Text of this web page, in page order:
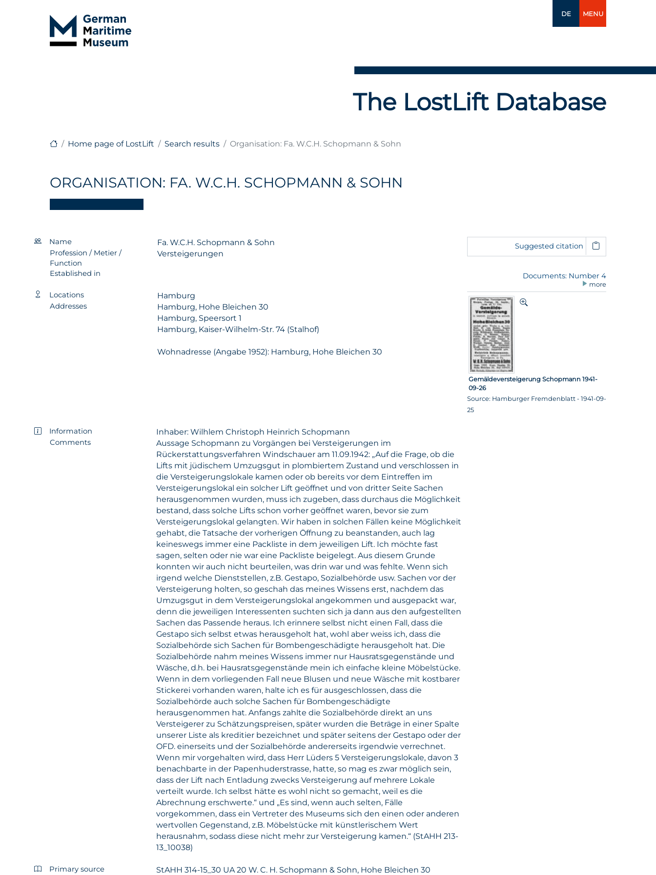
DE MENU
The LostLift Database
Home page of LostLift Search results Organisation: Fa. W.C.H. Schopmann & Sohn
ORGANISATION: FA. W.C.H. SCHOPMANN & SOHN
Name Fa. W.C.H. Schopmann & Sohn
Profession / Metier /
Function
Versteigerungen
Established in
Locations Hamburg
Addresses
Hamburg, Hohe Bleichen 30
Hamburg, Speersort 1
Hamburg, Kaiser-Wilhelm-Str. 74 (Stalhof)
Wohnadresse (Angabe 1952): Hamburg, Hohe Bleichen 30
Suggested citation
Documents: Number 4
more
Gemäldeversteigerung Schopmann 1941-
09-26
Source: Hamburger Fremdenblatt - 1941-09-
25
Information Inhaber: Wilhlem Christoph Heinrich Schopmann
Comments
Aussage Schopmann zu Vorgängen bei Versteigerungen im
Rückerstattungsverfahren Windschauer am 11.09.1942: „Auf die Frage, ob die
Lifts mit jüdischem Umzugsgut in plombiertem Zustand und verschlossen in
die Versteigerungslokale kamen oder ob bereits vor dem Eintreffen im
Versteigerungslokal ein solcher Lift geöffnet und von dritter Seite Sachen
herausgenommen wurden, muss ich zugeben, dass durchaus die Möglichkeit
bestand, dass solche Lifts schon vorher geöffnet waren, bevor sie zum
Versteigerungslokal gelangten. Wir haben in solchen Fällen keine Möglichkeit
gehabt, die Tatsache der vorherigen Öffnung zu beanstanden, auch lag
keineswegs immer eine Packliste in dem jeweiligen Lift. Ich möchte fast
sagen, selten oder nie war eine Packliste beigelegt. Aus diesem Grunde
konnten wir auch nicht beurteilen, was drin war und was fehlte. Wenn sich
irgend welche Dienststellen, z.B. Gestapo, Sozialbehörde usw. Sachen vor der
Versteigerung holten, so geschah das meines Wissens erst, nachdem das
Umzugsgut in dem Versteigerungslokal angekommen und ausgepackt war,
denn die jeweiligen Interessenten suchten sich ja dann aus den aufgestellten
Sachen das Passende heraus. Ich erinnere selbst nicht einen Fall, dass die
Gestapo sich selbst etwas herausgeholt hat, wohl aber weiss ich, dass die
Sozialbehörde sich Sachen für Bombengeschädigte herausgeholt hat. Die
Sozialbehörde nahm meines Wissens immer nur Hausratsgegenstände und
Wäsche, d.h. bei Hausratsgegenstände mein ich einfache kleine Möbelstücke.
Wenn in dem vorliegenden Fall neue Blusen und neue Wäsche mit kostbarer
Stickerei vorhanden waren, halte ich es für ausgeschlossen, dass die
Sozialbehörde auch solche Sachen für Bombengeschädigte
herausgenommen hat. Anfangs zahlte die Sozialbehörde direkt an uns
Versteigerer zu Schätzungspreisen, später wurden die Beträge in einer Spalte
unserer Liste als kreditier bezeichnet und später seitens der Gestapo oder der
OFD. einerseits und der Sozialbehörde andererseits irgendwie verrechnet.
Wenn mir vorgehalten wird, dass Herr Lüders 5 Versteigerungslokale, davon 3
benachbarte in der Papenhuderstrasse, hatte, so mag es zwar möglich sein,
dass der Lift nach Entladung zwecks Versteigerung auf mehrere Lokale
verteilt wurde. Ich selbst hätte es wohl nicht so gemacht, weil es die
Abrechnung erschwerte.“ und „Es sind, wenn auch selten, Fälle
vorgekommen, dass ein Vertreter des Museums sich den einen oder anderen
wertvollen Gegenstand, z.B. Möbelstücke mit künstlerischem Wert
herausnahm, sodass diese nicht mehr zur Versteigerung kamen.“ (StAHH 213-
13_10038)
Primary source
StAHH 314-15_30 UA 20 W. C. H. Schopmann & Sohn, Hohe Bleichen 30